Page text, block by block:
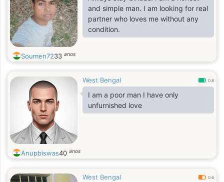
and simple man. I am looking for real
partner who loves me without any
condition.
Soumen7233 anos
West Bengal 0.8
I am a poor man I have only
unfurnished love
Anupbiswas40 anos
West Bengal 0.6